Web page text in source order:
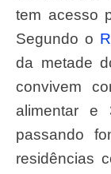
tem acesso
Segundo o
da metade
convivem
alimentar e
passando
residências